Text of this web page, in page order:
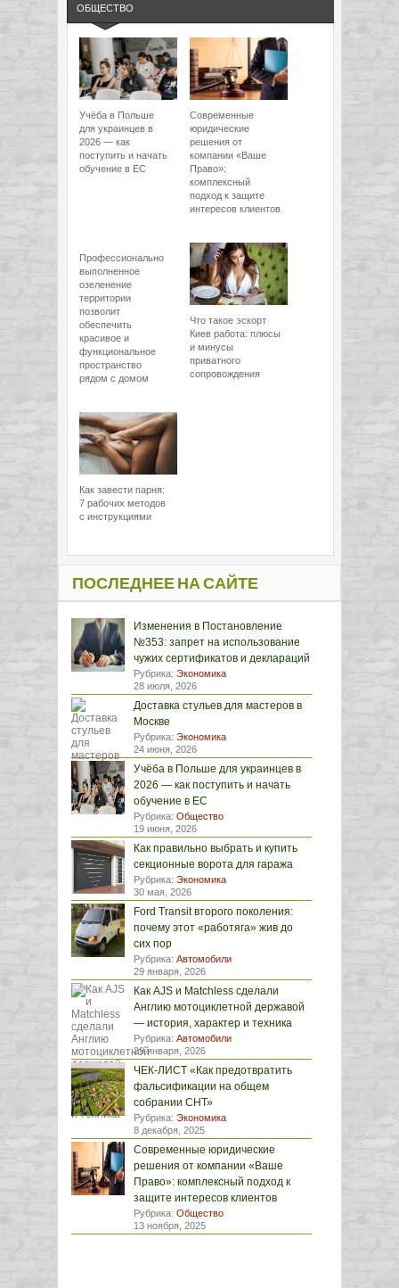
ОБЩЕСТВО
Учёба в Польше
для украинцев в
2026 — как
поступить и начать
обучение в ЕС
Современные
юридические
решения от
компании «Ваше
Право»:
комплексный
подход к защите
интересов клиентов
Профессионально
выполненное
озеленение
территории
позволит
обеспечить
красивое и
функциональное
пространство
рядом с домом
Что такое эскорт
Киев работа: плюсы
и минусы
приватного
сопровождения
Как завести парня:
7 рабочих методов
с инструкциями
ПОСЛЕДНЕЕ НА САЙТЕ
Изменения в Постановление
№353: запрет на использование
чужих сертификатов и деклараций
Рубрика: Экономика
28 июля, 2026
Доставка стульев для мастеров в
Москве
Рубрика: Экономика
24 июня, 2026
Учёба в Польше для украинцев в
2026 — как поступить и начать
обучение в ЕС
Рубрика: Общество
19 июня, 2026
Как правильно выбрать и купить
секционные ворота для гаража
Рубрика: Экономика
30 мая, 2026
Ford Transit второго поколения:
почему этот «работяга» жив до
сих пор
Рубрика: Автомобили
29 января, 2026
Как AJS и Matchless сделали
Англию мотоциклетной державой
— история, характер и техника
Рубрика: Автомобили
29 января, 2026
ЧЕК-ЛИСТ «Как предотвратить
фальсификации на общем
собрании СНТ»
Рубрика: Экономика
8 декабря, 2025
Современные юридические
решения от компании «Ваше
Право»: комплексный подход к
защите интересов клиентов
Рубрика: Общество
13 ноября, 2025